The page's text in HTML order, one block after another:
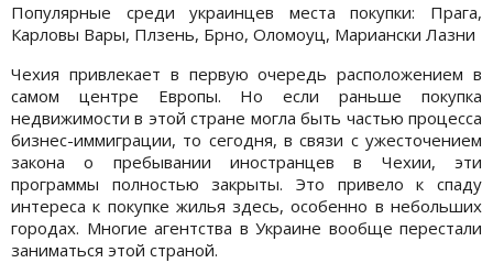
Популярные среди украинцев места покупки: Прага,
Карловы Вары, Плзень, Брно, Оломоуц, Мариански Лазни
Чехия привлекает в первую очередь расположением в
самом центре Европы. Но если раньше покупка
недвижимости в этой стране могла быть частью процесса
бизнес-иммиграции, то сегодня, в связи с ужесточением
закона о пребывании иностранцев в Чехии, эти
программы полностью закрыты. Это привело к спаду
интереса к покупке жилья здесь, особенно в небольших
городах. Многие агентства в Украине вообще перестали
заниматься этой страной.